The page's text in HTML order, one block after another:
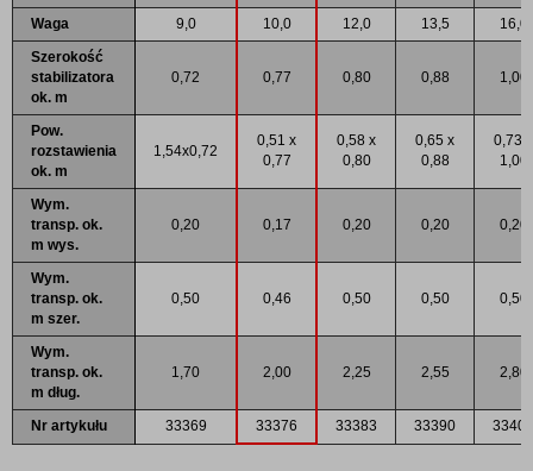
Waga 9,0 10,0 12,0 13,5
16,0
Szerokość
stabilizatora
ok. m
0,72 0,77 0,80 0,88 1,00
Pow.
rozstawienia
ok. m
1,54x0,72
0,51 x
0,77
0,58 x
0,80
0,65 x
0,88
0,73 x
1,00
Wym.
transp. ok.
m wys.
0,20 0,17 0,20 0,20 0,20
Wym.
transp. ok.
m szer.
0,50 0,46 0,50 0,50 0,50
Wym.
transp. ok.
m dług.
1,70 2,00 2,25 2,55 2,80
Nr artykułu 33369 33376 33383 33390 33406